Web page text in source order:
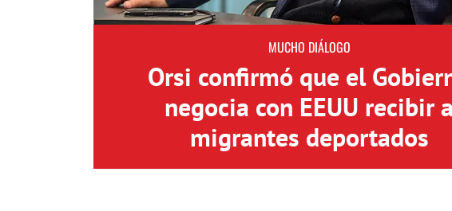
MUCHO DIÁLOGO
Orsi confirmó que el
negocia con EEUU recibir a
migrantes deportados